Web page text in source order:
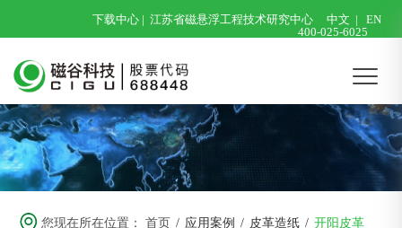
下载中心 |江苏省磁悬浮工程技术研究中心 中文 |
EN
400-025-6025
您现在所在位置：首页 / 应用案例 / 皮革造纸 / 开阳皮革